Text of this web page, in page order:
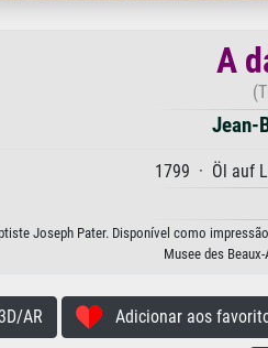
A
Jean-
1799 · Öl auf
Joseph Pater. Disponível como
Musee des
AR Adicionar aos